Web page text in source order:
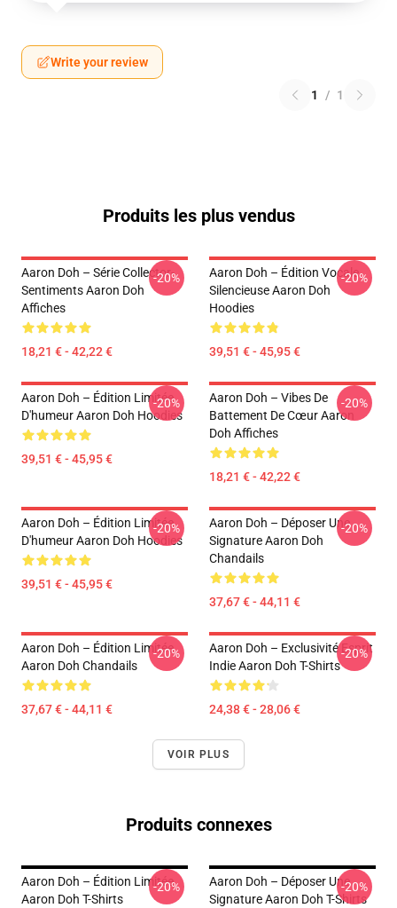
Write your review
1 / 1
Produits les plus vendus
Aaron Doh – Série Collector-
Sentiments Aaron Doh
Affiches
18,21 € - 42,22 €
-20%
Aaron Doh – Édition Vocale
Silencieuse Aaron Doh
Hoodies
39,51 € - 45,95 €
-20%
Aaron Doh – Édition Limitée
D'humeur Aaron Doh Hoodies
39,51 € - 45,95 €
-20%
Aaron Doh – Vibes De
Battement De Cœur Aaron
Doh Affiches
18,21 € - 42,22 €
-20%
Aaron Doh – Édition Limitée
D'humeur Aaron Doh Hoodies
39,51 € - 45,95 €
-20%
Aaron Doh – Déposer Une
Signature Aaron Doh
Chandails
37,67 € - 44,11 €
-20%
Aaron Doh – Édition Limitée
Aaron Doh Chandails
37,67 € - 44,11 €
-20%
Aaron Doh – Exclusivité Esprit
Indie Aaron Doh T-Shirts
24,38 € - 28,06 €
-20%
VOIR PLUS
Produits connexes
Aaron Doh – Édition Limitée
Aaron Doh T-Shirts
-20%
Aaron Doh – Déposer Une
Signature Aaron Doh T-Shirts
-20%